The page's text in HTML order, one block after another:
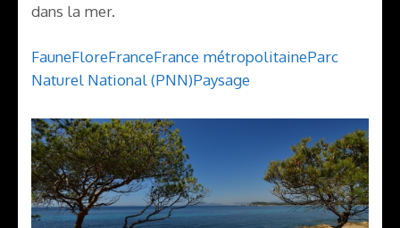
dans la mer.
FauneFloreFranceFrance métropolitaineParc
Naturel National (PNN)Paysage